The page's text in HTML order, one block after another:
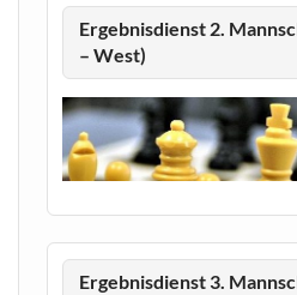
Ergebnisdienst 2.
– West)
Ergebnisdienst 3.